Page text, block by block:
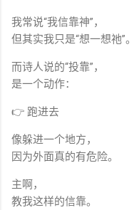
我常说“我信靠神”，
但其实我只是“想一想祂”。
而诗人说的“投靠”，
是一个动作：
👉 跑进去
像躲进一个地方，
因为外面真的有危险。
主啊，
教我这样的信靠。